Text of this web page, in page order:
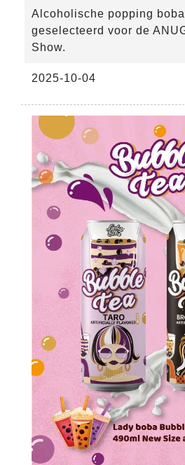
Alcoholische popping
geselecteerd voor de
Show.
2025-10-04